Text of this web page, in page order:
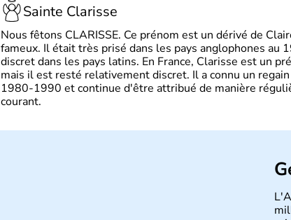
Sainte Clarisse
Nous fêtons CLARISSE. Ce prénom est un dérivé de
fameux. Il était très prisé dans les pays anglophones au
discret dans les pays latins. En France, Clarisse est un
mais il est resté relativement discret. Il a connu un
1980-1990 et continue d'être attribué de manière
courant.